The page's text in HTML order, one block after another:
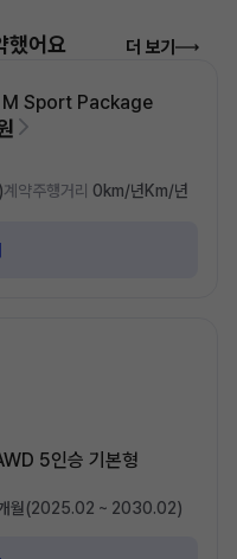
했어요 더 보기
Sport Package
계약주행거리 0km/년Km/년
5인승 기본형
월(2025.02 ~ 2030.02)